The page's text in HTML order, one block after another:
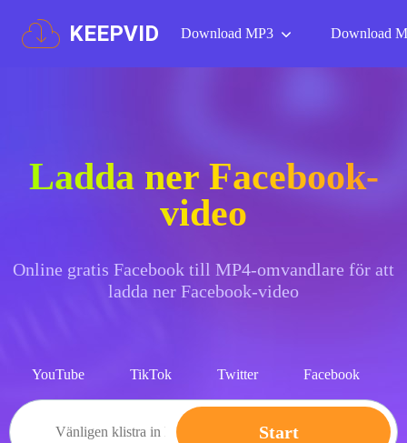
KEEPVID Download MP3 Download
Ladda ner Facebook-
video
Online gratis Facebook till MP4-omvandlare för att
ladda ner Facebook-video
YouTube TikTok Twitter Facebook
Start